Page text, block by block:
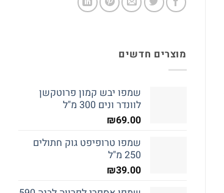
מוצרים חדשים
שמפו יבש קמון פרוטקשן
לוונדר ונים 300 מ"ל
₪69.00
שמפו טרופיפט גוק חתולים
250 מ"ל
₪39.00